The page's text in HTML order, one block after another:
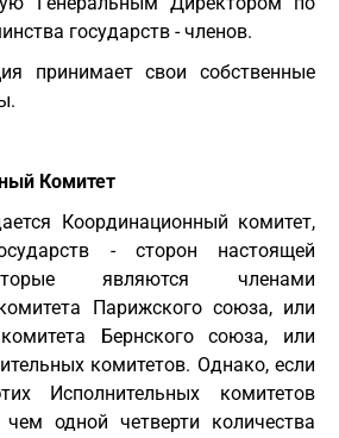
государств - членов.
принимает свои собственные
Комитет
Координационный комитет,
- сторон настоящей
являются членами
Парижского союза, или
Бернского союза, или
комитетов. Однако, если
Исполнительных комитетов
одной четверти количества